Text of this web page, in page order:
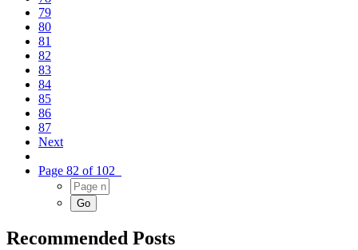
79
80
81
82
83
84
85
86
87
Next
Page 82 of 102
Recommended Posts